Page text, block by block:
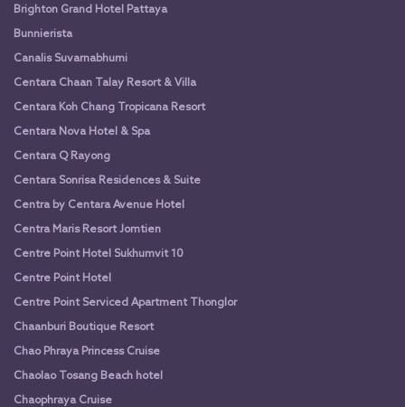
Brighton Grand Hotel Pattaya
Bunnierista
Canalis Suvarnabhumi
Centara Chaan Talay Resort & Villa
Centara Koh Chang Tropicana Resort
Centara Nova Hotel & Spa
Centara Q Rayong
Centara Sonrisa Residences & Suite
Centra by Centara Avenue Hotel
Centra Maris Resort Jomtien
Centre Point Hotel Sukhumvit 10
Centre Point Hotel
Centre Point Serviced Apartment Thonglor
Chaanburi Boutique Resort
Chao Phraya Princess Cruise
Chaolao Tosang Beach hotel
Chaophraya Cruise